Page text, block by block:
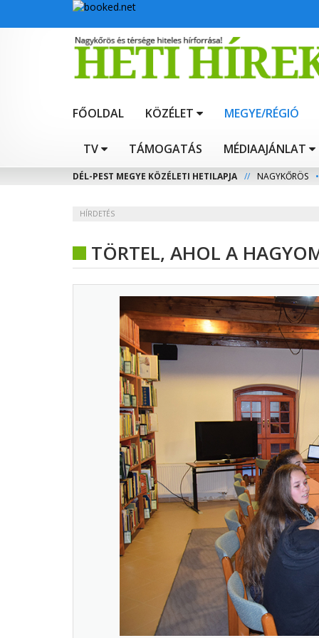
FŐOLDAL KÖZÉLET MEGYE/RÉGIÓ
TV TÁMOGATÁS MÉDIAAJÁNLAT
DÉL-PEST MEGYE KÖZÉLETI HETILAPJA // NAGYKŐRÖS •
HÍRDETÉS
TÖRTEL, AHOL A